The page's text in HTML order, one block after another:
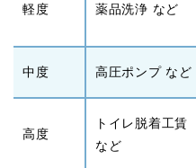
軽度 薬品洗浄 など
中度 高圧ポンプ など
高度
トイレ脱着工賃
など